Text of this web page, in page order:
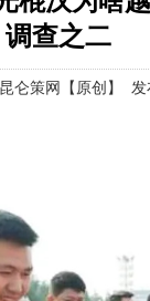
调查之二
策网【原创】 发